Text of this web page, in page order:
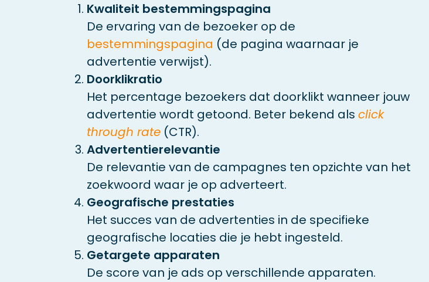
Kwaliteit bestemmingspagina
De ervaring van de bezoeker op de
bestemmingspagina (de pagina waarnaar je
advertentie verwijst).
Doorklikratio
Het percentage bezoekers dat doorklikt wanneer jouw
advertentie wordt getoond. Beter bekend als click
through rate(CTR).
Advertentierelevantie
De relevantie van de campagnes ten opzichte van het
zoekwoord waar je op adverteert.
Geografische prestaties
Het succes van de advertenties in de specifieke
geografische locaties die je hebt ingesteld.
Getargete apparaten
De score van je ads op verschillende apparaten.